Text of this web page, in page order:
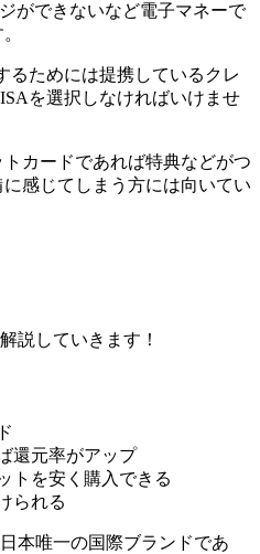
ができないなど電子マネーで
るためには提携しているクレ
を選択しなければいけませ
カードであれば特典などがつ
感じてしまう方には向いてい
説していきます！
還元率がアップ
トを安く購入できる
られる
本唯一の国際ブランドであ